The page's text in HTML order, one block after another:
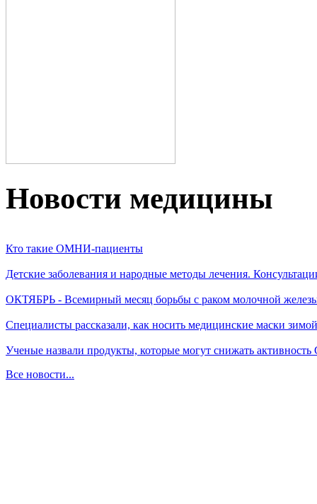
Новости медицины
Кто такие ОМНИ-пациенты
Детские заболевания и народные методы лечения.
ОКТЯБРЬ - Всемирный месяц борьбы с раком молочной
Специалисты рассказали, как носить медицинские маски зимой
Ученые назвали продукты, которые могут снижать
Все новости...